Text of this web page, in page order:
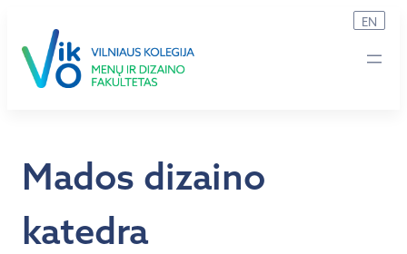
turinio
EN
Mados dizaino
katedra